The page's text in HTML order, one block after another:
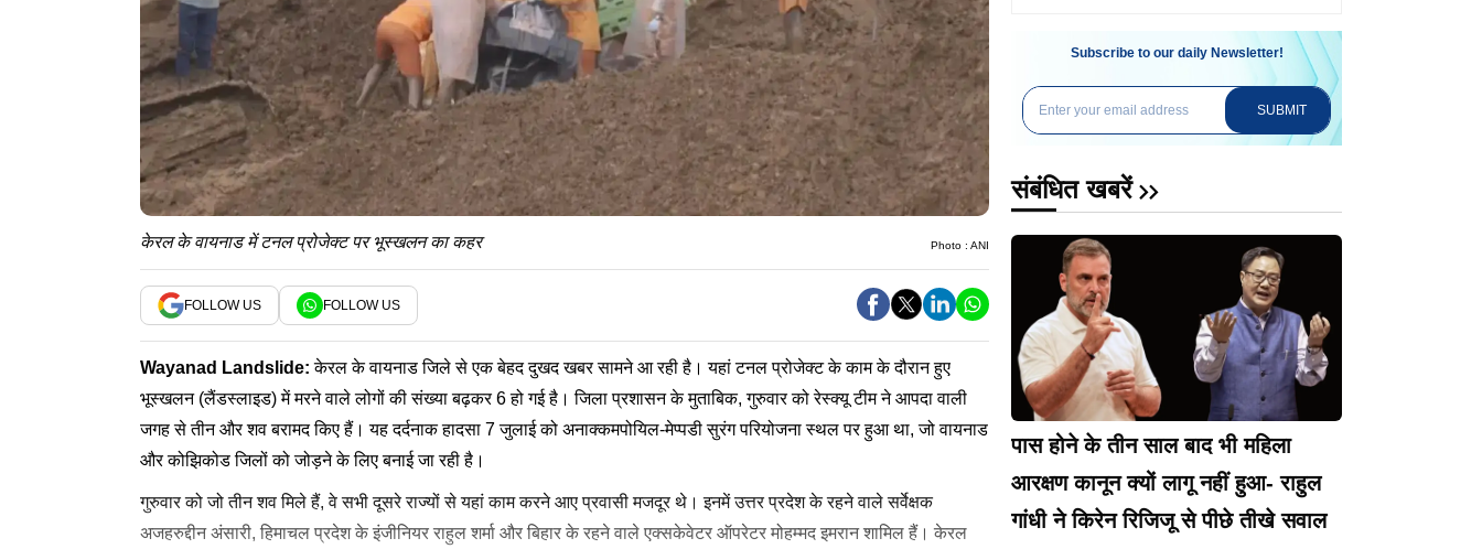
केरल के वायनाड में टनल प्रोजेक्ट पर भूस्खलन का कहर Photo : ANI
FOLLOW US FOLLOW US
Wayanad Landslide: केरल के वायनाड जिले से एक बेहद दुखद खबर सामने आ रही है। यहां टनल प्रोजेक्ट के काम के दौरान हुए
भूस्खलन (लैंडस्लाइड) में मरने वाले लोगों की संख्या बढ़कर 6 हो गई है। जिला प्रशासन के मुताबिक, गुरुवार को रेस्क्यू टीम ने आपदा वाली
जगह से तीन और शव बरामद किए हैं। यह दर्दनाक हादसा 7 जुलाई को अनाक्कमपोयिल-मेप्पडी सुरंग परियोजना स्थल पर हुआ था, जो वायनाड
और कोझिकोड जिलों को जोड़ने के लिए बनाई जा रही है।
गुरुवार को जो तीन शव मिले हैं, वे सभी दूसरे राज्यों से यहां काम करने आए प्रवासी मजदूर थे। इनमें उत्तर प्रदेश के रहने वाले सर्वेक्षक
अजहरुद्दीन अंसारी, हिमाचल प्रदेश के इंजीनियर राहुल शर्मा और बिहार के रहने वाले एक्सकेवेटर ऑपरेटर मोहम्मद इमरान शामिल हैं। केरल
Subscribe to our daily Newsletter!
SUBMIT
संबंधित खबरें
पास होने के तीन साल बाद भी महिला
आरक्षण कानून क्यों लागू नहीं हुआ- राहुल
गांधी ने किरेन रिजिजू से पीछे तीखे सवाल